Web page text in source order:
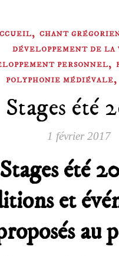
, CHANT
DÉVELOPPEMENT DE LA
PERSONNEL,
POLYPHONIE MÉDIÉVALE,
Stages été
1 février 2017
Stages été
et
au